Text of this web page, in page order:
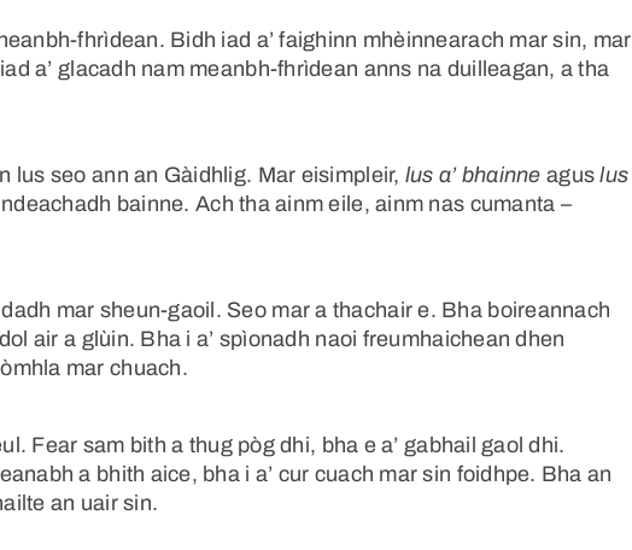
fhrìdean. Bidh iad a’ faighinn mhèinnearach mar sin, mar
a’ glacadh nam meanbh-fhrìdean anns na duilleagan, a tha
lus seo ann an Gàidhlig. Mar eisimpleir, lus a’ bhainne aguslus
bainne. Ach tha ainm eile, ainm nas cumanta –
mar sheun-gaoil. Seo mar a thachair e. Bha boireannach
air a glùin. Bha i a’ spìonadh naoi freumhaichean dhen
mar chuach.
Fear sam bith a thug pòg dhi, bha e a’ gabhail gaol dhi.
a bhith aice, bha i a’ cur cuach mar sin foidhpe. Bha an
an uair sin.